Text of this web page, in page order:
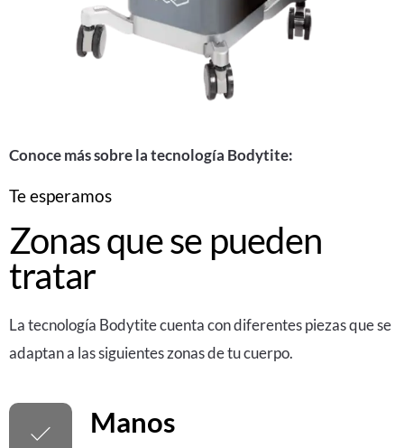
Conoce más sobre la tecnología Bodytite:
Te esperamos
Zonas que se pueden
tratar
La tecnología Bodytite cuenta con diferentes piezas que se
adaptan a las siguientes zonas de tu cuerpo.
Manos